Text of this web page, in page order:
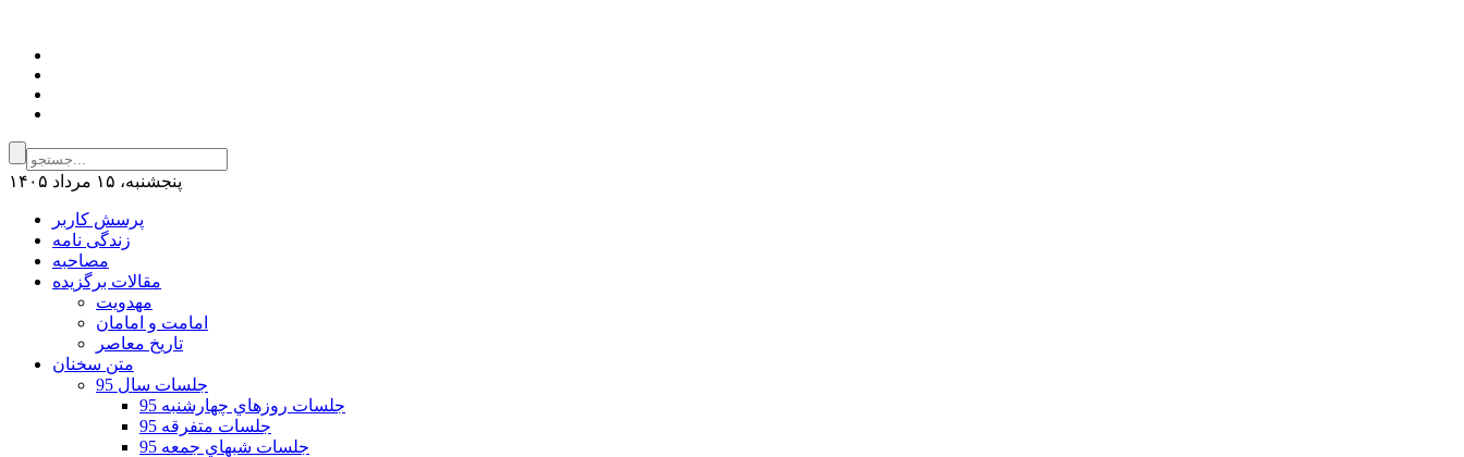
پنجشنبه، ۱۵ مرداد ۱۴۰۵
پرسش کاربر
زندگی نامه
مصاحبه
مقالات برگزیده
مهدویت
امامت و امامان
تاریخ معاصر
متن سخنان
جلسات سال 95
جلسات روزهاي چهارشنبه 95
جلسات متفرقه 95
جلسات شبهاي جمعه 95